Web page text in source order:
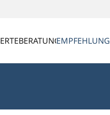
BERATUNGEMPFEHLUNG